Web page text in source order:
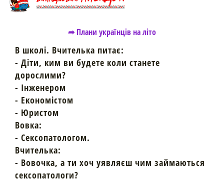
➦ Плани українців на літо
В школі. Вчителька питає:
- Діти, ким ви будете коли станете
дорослими?
- Інженером
- Економістом
- Юристом
Вовка:
- Сексопатологом.
Вчителька:
- Вовочка, а ти хоч уявляєш чим займаються
сексопатологи?